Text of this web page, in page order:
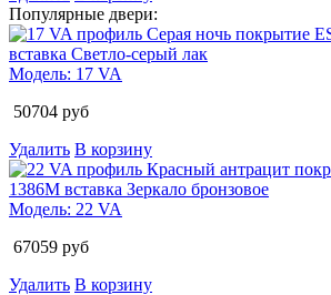
Популярные двери:
Модель: 17 VA
50704 руб
Удалить В корзину
Модель: 22 VA
67059 руб
Удалить В корзину